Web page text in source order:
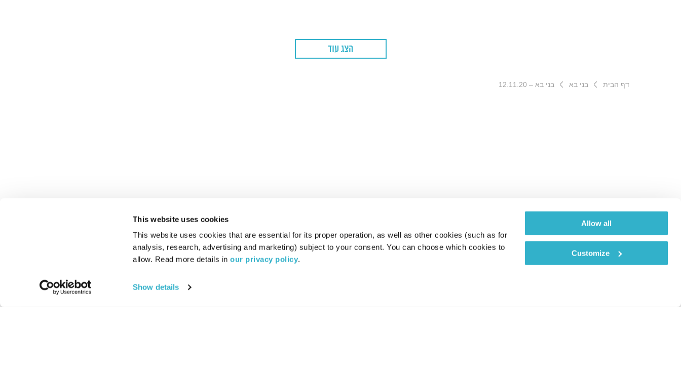
This website uses cookies
This website uses cookies that are essential for its proper operation, as well as other cookies (such as for
analysis, research, advertising and marketing) subject to your consent. You can choose which cookies to
allow. Read more details in our privacy policy.
Show details
Allow all
Customize
הצג עוד
דף הבית בני בא בני בא – 12.11.20